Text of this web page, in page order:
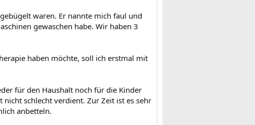
waren. Er nannte mich faul und
gewaschen habe. Wir haben 3
haben möchte, soll ich erstmal mit
für den Haushalt noch für die Kinder
schlecht verdient. Zur Zeit ist es sehr
anbetteln.